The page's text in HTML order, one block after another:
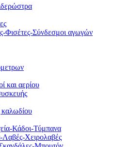
Φισέτες-Σύνδεσμοι αγωγών
και αερίου
Κάδοι-Τύμπανα
Λαβές-Χειρολαβές